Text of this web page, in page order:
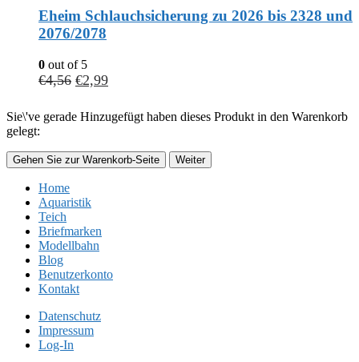
Eheim Schlauchsicherung zu 2026 bis 2328 und
2076/2078
0 out of 5
€4,56 €2,99
Sie\'ve gerade Hinzugefügt haben dieses Produkt in den Warenkorb
gelegt:
Gehen Sie zur Warenkorb-Seite Weiter
Home
Aquaristik
Teich
Briefmarken
Modellbahn
Blog
Benutzerkonto
Kontakt
Datenschutz
Impressum
Log-In